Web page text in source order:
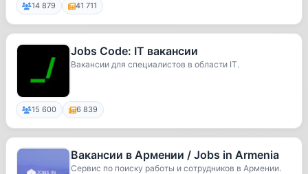
14 879 41 711
Jobs Code: IT вакансии
Вакансии для специалистов в области IT.
15 600 6 839
Вакансии в Армении / Jobs in Armenia
Сервис по поиску работы и сотрудников в Армении.